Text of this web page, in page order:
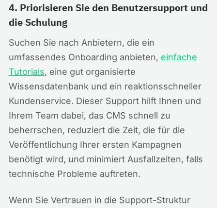
4. Priorisieren Sie den Benutzersupport und
die Schulung
Suchen Sie nach Anbietern, die ein
umfassendes Onboarding anbieten, einfache
Tutorials, eine gut organisierte
Wissensdatenbank und ein reaktionsschneller
Kundenservice. Dieser Support hilft Ihnen und
Ihrem Team dabei, das CMS schnell zu
beherrschen, reduziert die Zeit, die für die
Veröffentlichung Ihrer ersten Kampagnen
benötigt wird, und minimiert Ausfallzeiten, falls
technische Probleme auftreten.
Wenn Sie Vertrauen in die Support-Struktur